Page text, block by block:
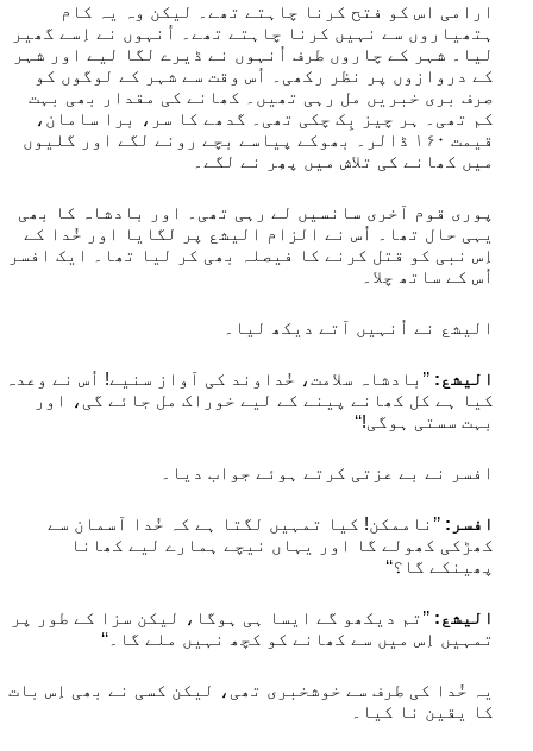
ارامی اس کو فتح کرنا چاہتے تھے۔ لیکن وہ یہ کام
ہتھیاروں سے نہیں کرنا چاہتے تھے۔ اُنہوں نے اِسے گھیر
لیا۔ شہر کے چاروں طرف اُنہوں نے ڈیرے لگا لیے اور شہر
کے دروازوں پر نظر رکھی۔ اُس وقت سے شہر کے لوگوں کو
صرف بری خبریں مل رہی تھیں۔ کھانے کی مقدار بھی بہت
کم تھی۔ ہر چیز بِک چکی تھی۔ گدھے کا سر، برا سامان،
قیمت ۰۶۱ ڈالر۔ بھوکے پیاسے بچے رونے لگے اور گلیوں
میں کھانے کی تلاش میں پھِر نے لگے۔
پوری قوم آخری سانسیں لے رہی تھی۔ اور بادشاہ کا بھی
یہی حال تھا۔ اُس نے الزام الیشع پر لگایا اور خُدا کے
اِس نبی کو قتل کرنے کا فیصلہ بھی کر لیا تھا۔ ایک افسر
اُس کے ساتھ چلا۔
الیشع نے اُنہیں آتے دیکھ لیا۔
الیشع: ’’بادشاہ سلامت، خُداوند کی آواز سنیے! اُس نے وعدہ
کیا ہے کل کھانے پینے کے لیے خوراک مل جائے گی، اور
بہت سستی ہوگی!‘‘
افسر نے بے عزتی کرتے ہوئے جواب دیا۔
افسر: ’’ناممکن! کیا تمہیں لگتا ہے کہ خُدا آسمان سے
کھڑکی کھولے گا اور یہاں نیچے ہمارے لیے کھانا
پھینکے گا؟‘‘
الیشع: ’’تم دیکھو گے ایسا ہی ہوگا، لیکن سزا کے طور پر
تمہیں اِس میں سے کھانے کو کچھ نہیں ملے گا۔‘‘
یہ خُدا کی طرف سے خوشخبری تھی، لیکن کسی نے بھی اِس بات
کا یقین نا کیا۔